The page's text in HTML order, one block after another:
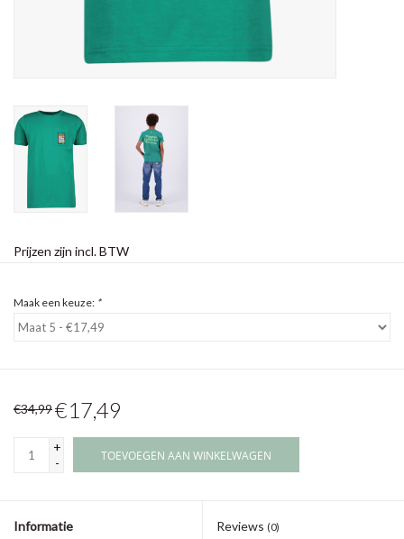
Prijzen zijn incl. BTW
Maak een keuze: *
€34,99€17,49
+
-
TOEVOEGEN AAN WINKELWAGEN
Informatie Reviews (0)